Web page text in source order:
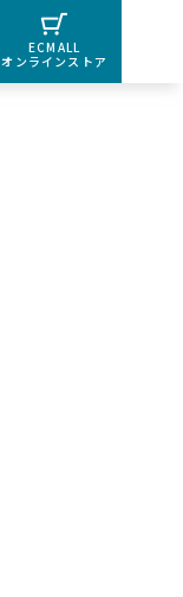
ECMALL
オンラインストア